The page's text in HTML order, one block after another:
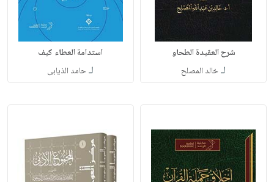
شرح العقيدة الطحاو
لـخالد المصلح
استدامة العطاء كيف
لـحامد الذيابى